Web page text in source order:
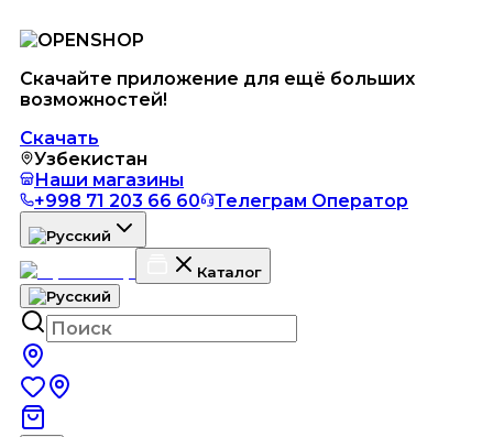
Скачайте приложение для ещё больших
возможностей!
Скачать
Узбекистан
Наши магазины
+998 71 203 66 60
Телеграм Оператор
Каталог